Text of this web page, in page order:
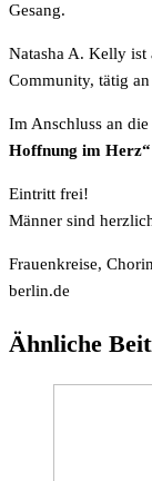
Gesang.
Natasha A. Kelly ist
Community, tätig
Im Anschluss an
Hoffnung im Herz“
Eintritt frei!
Männer sind
Frauenkreise,
berlin.de
Ähnliche